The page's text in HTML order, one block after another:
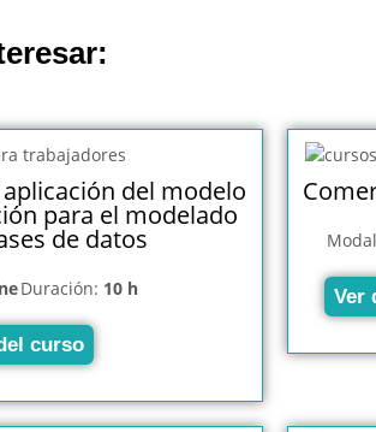
del modelo
para el modelado
de datos
Duración: 10 h
curso
Ver